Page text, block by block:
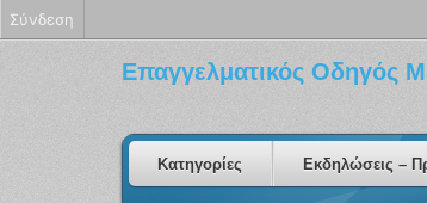
Επαγγελματικός Οδηγός
Κατηγορίες Εκδηλώσεις –
Σύνδεση